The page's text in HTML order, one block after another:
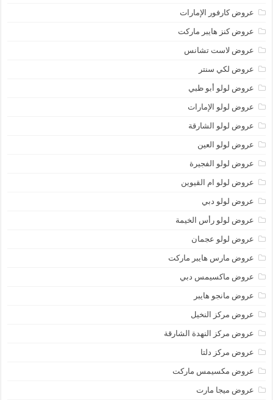
عروض كارفور الإمارات
عروض كنز هايبر ماركت
عروض لاست تشانس
عروض لكي سنتر
عروض لولو أبو ظبي
عروض لولو الإمارات
عروض لولو الشارقة
عروض لولو العين
عروض لولو الفجيرة
عروض لولو ام القيوين
عروض لولو دبي
عروض لولو رأس الخيمة
عروض لولو عجمان
عروض مارس هايبر ماركت
عروض ماكسيمس دبي
عروض مانجو هايبر
عروض مركز النخيل
عروض مركز النهدة الشارقة
عروض مركز دلتا
عروض مكسيمس ماركت
عروض ميجا مارت